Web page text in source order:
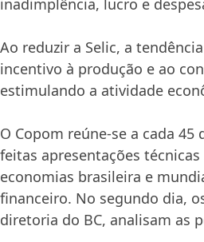
inadimplência, lucro e
Ao reduzir a Selic, a
incentivo à produção e ao
estimulando a atividade
O Copom reúne-se a cada
feitas apresentações
economias brasileira e
financeiro. No segundo dia,
diretoria do BC, analisam as